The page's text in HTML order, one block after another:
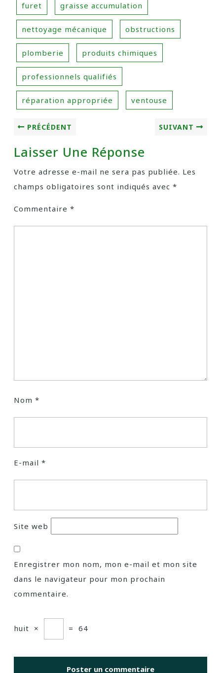
furet graisse accumulation
nettoyage mécanique obstructions
plomberie produits chimiques
professionnels qualifiés
réparation appropriée ventouse
PRÉCÉDENT SUIVANT
Laisser Une Réponse
Votre adresse e-mail ne sera pas publiée. Les
champs obligatoires sont indiqués avec *
Commentaire *
Nom *
E-mail *
Site web
Enregistrer mon nom, mon e-mail et mon site
dans le navigateur pour mon prochain
commentaire.
huit × = 64